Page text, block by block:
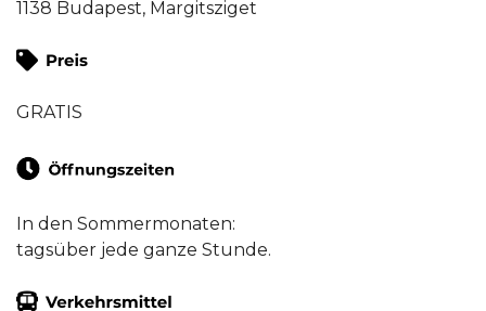
1138 Budapest, Margitsziget
GRATIS
In den Sommermonaten:
tagsüber jede ganze Stunde.